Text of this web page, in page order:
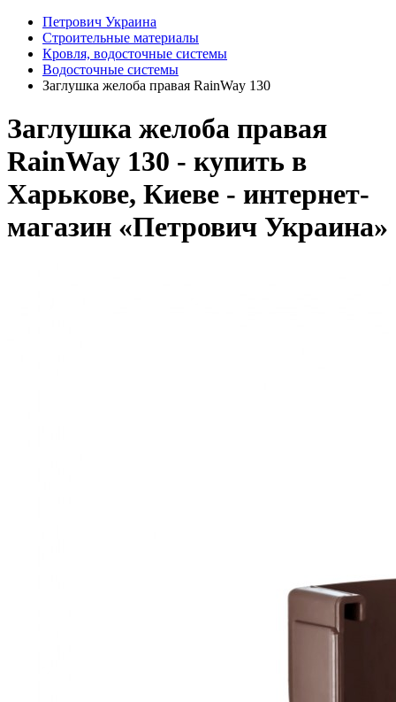
Петрович Украина
Строительные материалы
Кровля, водосточные системы
Водосточные системы
Заглушка желоба правая RainWay 130
Заглушка желоба правая
RainWay 130 - купить в
Харькове, Киеве - интернет-
магазин «Петрович Украина»